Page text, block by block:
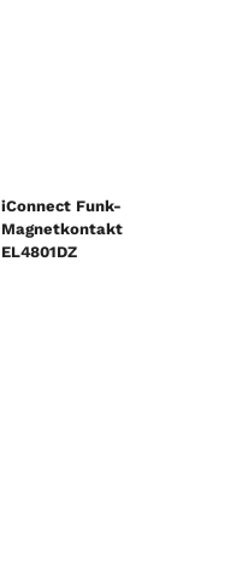
iConnect Funk-
Magnetkontakt
EL4801DZ